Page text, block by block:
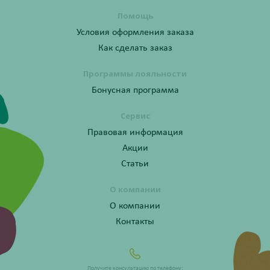
Помощь
Условия оформления заказа
Как сделать заказ
Программы лояльности
Бонусная программа
Сервис
Правовая информация
Акции
Статьи
О компании
О компании
Контакты
Получите консультацию по телефону: